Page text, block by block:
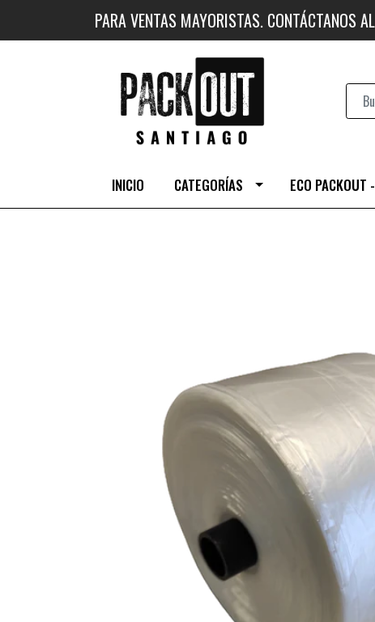
PARA VENTAS MAYORISTAS. CONTÁCTANOS
INICIO CATEGORÍAS ECO